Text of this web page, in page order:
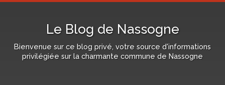
Le Blog de Nassogne
Bienvenue sur ce blog privé, votre source d'informations
privilégiée sur la charmante commune de Nassogne